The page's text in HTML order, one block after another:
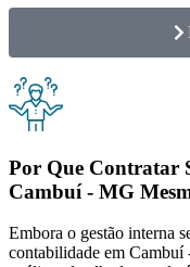
Por Que Contratar
Cambuí - MG
Embora o gestão interna
contabilidade em